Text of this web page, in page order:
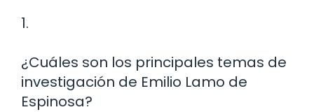
1.
¿Cuáles son los principales temas de
investigación de Emilio Lamo de
Espinosa?